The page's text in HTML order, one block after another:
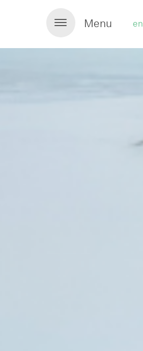
en
Menu